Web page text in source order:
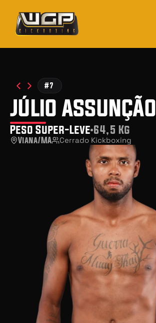
#7
júlio assunção
Peso Super-Leve 64,5 Kg
Viana/MA Cerrado Kickboxing